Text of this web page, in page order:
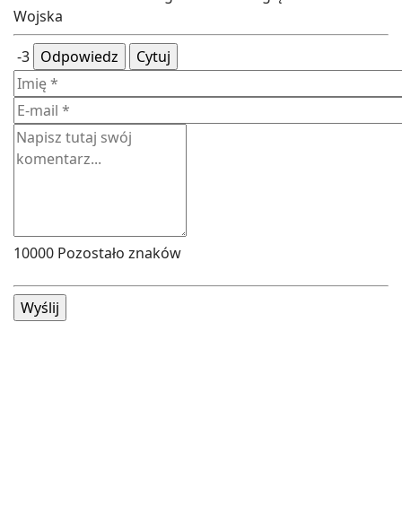
Wojska
-3 Odpowiedz Cytuj
10000 Pozostało znaków
Wyślij